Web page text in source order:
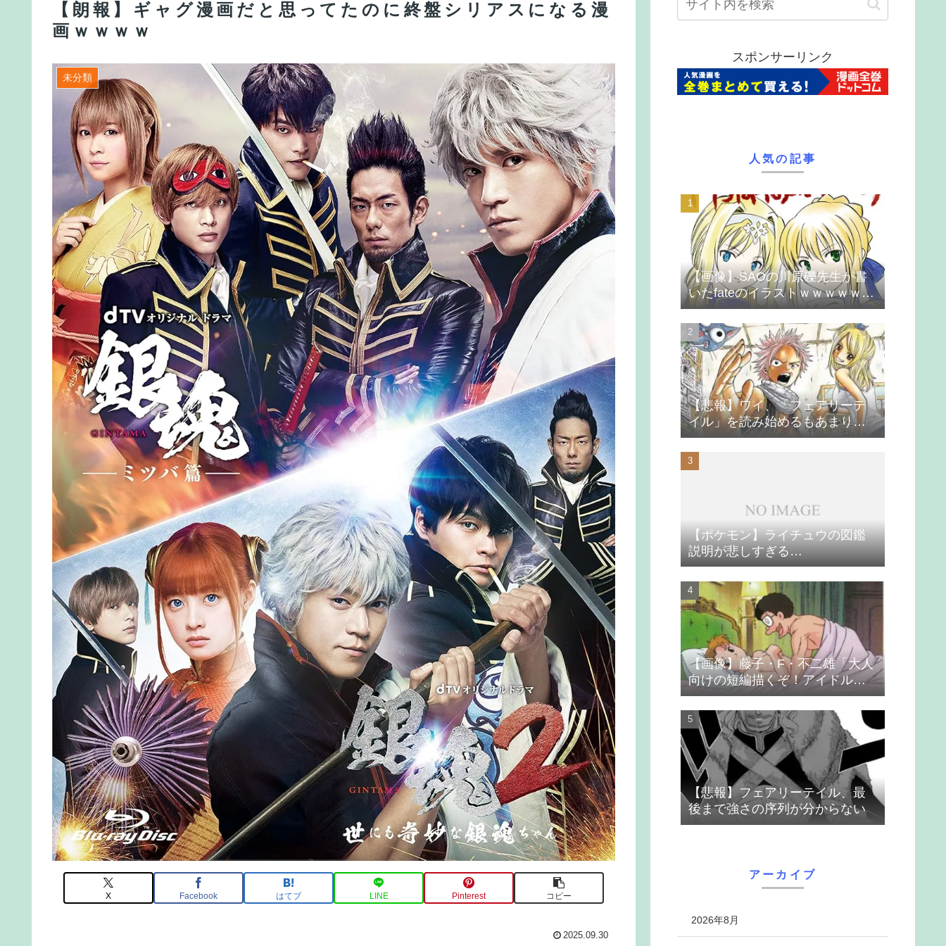
【朗報】ギャグ漫画だと思ってたのに終盤シリアスになる漫
画ｗｗｗｗ
未分類
X Facebook はてブ LINE Pinterest コピー
2025.09.30
スポンサーリンク
人気の記事
【画像】SAOの川原礫先生が書
いたfateのイラストｗｗｗｗｗｗ
ｗｗｗ
【悲報】ワイ、「フェアリーテ
イル」を読み始めるもあまりの
つまらなさに挫折する
【ポケモン】ライチュウの図鑑
説明が悲しすぎる…
【画像】藤子・F・不二雄「大人
向けの短編描くぞ！アイドルが
無理やり抱かれるシーン入れ
よ」
【悲報】フェアリーテイル、最
後まで強さの序列が分からない
アーカイブ
2026年8月